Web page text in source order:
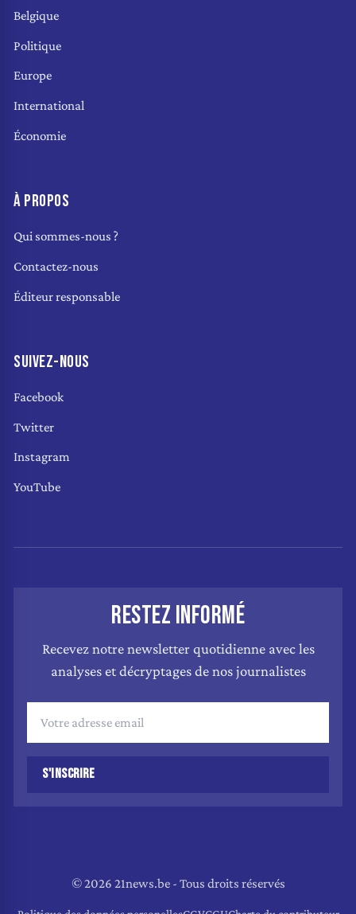
Belgique
Politique
Europe
International
Économie
À PROPOS
Qui sommes-nous ?
Contactez-nous
Éditeur responsable
SUIVEZ-NOUS
Facebook
Twitter
Instagram
YouTube
RESTEZ INFORMÉ
Recevez notre newsletter quotidienne avec les
analyses et décryptages de nos journalistes
S'INSCRIRE
© 2026 21news.be - Tous droits réservés